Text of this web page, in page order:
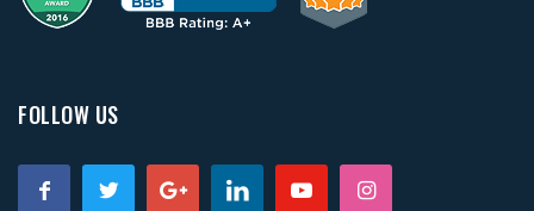
FOLLOW US